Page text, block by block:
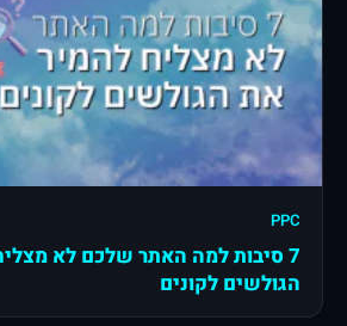
PPC
7 סיבות למה האתר שלכם לא
הגולשים לקונים